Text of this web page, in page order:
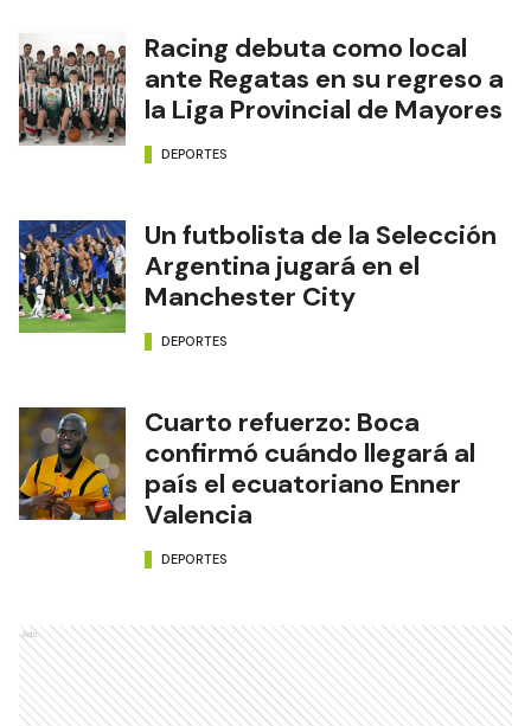
Racing debuta como local
ante Regatas en su regreso a
la Liga Provincial de Mayores
DEPORTES
Un futbolista de la Selección
Argentina jugará en el
Manchester City
DEPORTES
Cuarto refuerzo: Boca
confirmó cuándo llegará al
país el ecuatoriano Enner
Valencia
DEPORTES
Ads